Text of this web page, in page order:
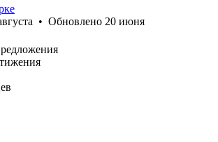
• Обновлено 20 июня